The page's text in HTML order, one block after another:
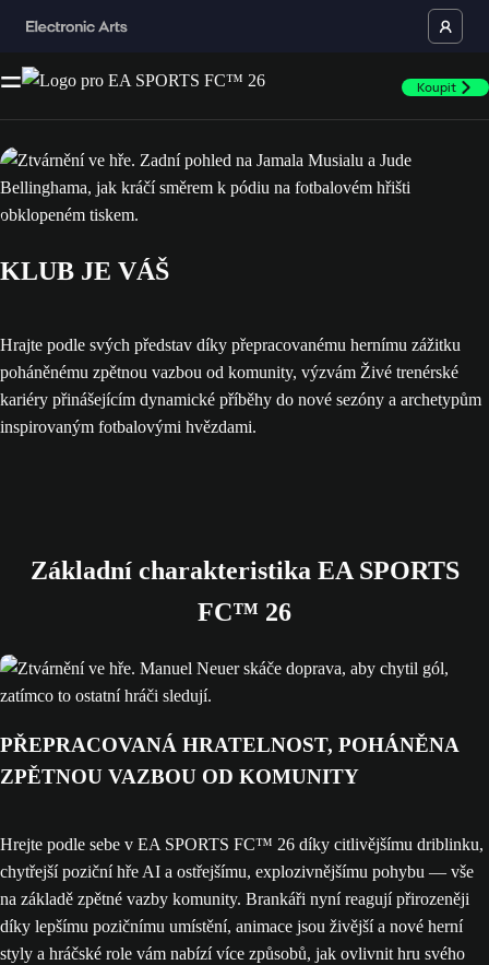
Koupit
KLUB JE VÁŠ
Hrajte podle svých představ díky přepracovanému hernímu zážitku
poháněnému zpětnou vazbou od komunity, výzvám Živé trenérské
kariéry přinášejícím dynamické příběhy do nové sezóny a archetypům
inspirovaným fotbalovými hvězdami.
Základní charakteristika EA SPORTS
FC™ 26
PŘEPRACOVANÁ HRATELNOST, POHÁNĚNA
ZPĚTNOU VAZBOU OD KOMUNITY
Hrejte podle sebe v EA SPORTS FC™ 26 díky citlivějšímu driblinku,
chytřejší poziční hře AI a ostřejšímu, explozivnějšímu pohybu — vše
na základě zpětné vazby komunity. Brankáři nyní reagují přirozeněji
díky lepšímu pozičnímu umístění, animace jsou živější a nové herní
styly a hráčské role vám nabízí více způsobů, jak ovlivnit hru svého